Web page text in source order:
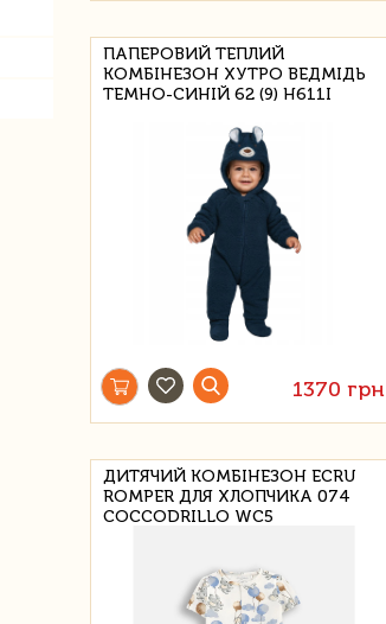
ПАПЕРОВИЙ ТЕПЛИЙ
КОМБІНЕЗОН ХУТРО ВЕДМІДЬ
ТЕМНО-СИНІЙ 62 (9) H611I
1370 грн
ДИТЯЧИЙ КОМБІНЕЗОН ECRU
ROMPER ДЛЯ ХЛОПЧИКА 074
COCCODRILLO WC5